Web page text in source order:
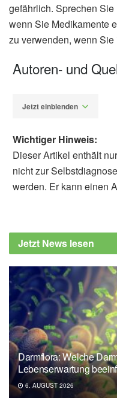
gefährlich. Sprechen Sie
wenn Sie Medikamente
zu verwenden, wenn
Autoren- und
Jetzt einblenden
Acid
25.02.2023),
Wichtiger Hinweis:
Dieser Artikel enthält
nicht zur
werden. Er kann einen
Jetzt News lesen
Darmflora: Welche
Lebenserwartung
6. AUGUST 2026